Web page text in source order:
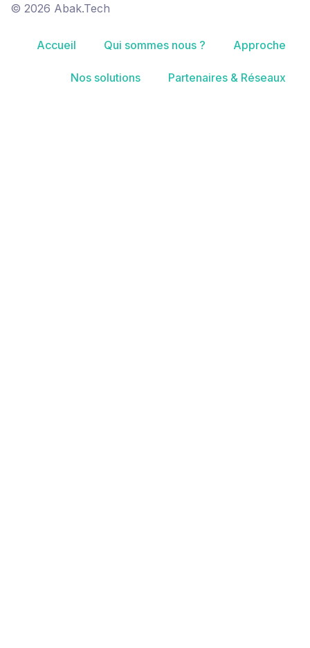
© 2026 Abak.Tech
Accueil Qui sommes nous ? Approche
Nos solutions Partenaires & Réseaux